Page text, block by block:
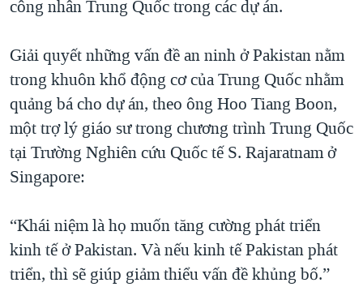
công nhân Trung Quốc trong các dự án.
Giải quyết những vấn đề an ninh ở Pakistan nằm
trong khuôn khổ động cơ của Trung Quốc nhằm
quảng bá cho dự án, theo ông Hoo Tiang Boon,
một trợ lý giáo sư trong chương trình Trung Quốc
tại Trường Nghiên cứu Quốc tế S. Rajaratnam ở
Singapore:
“Khái niệm là họ muốn tăng cường phát triển
kinh tế ở Pakistan. Và nếu kinh tế Pakistan phát
triển, thì sẽ giúp giảm thiểu vấn đề khủng bố.”